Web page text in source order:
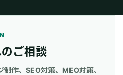
ご相談
作、SEO対策、MEO対策、